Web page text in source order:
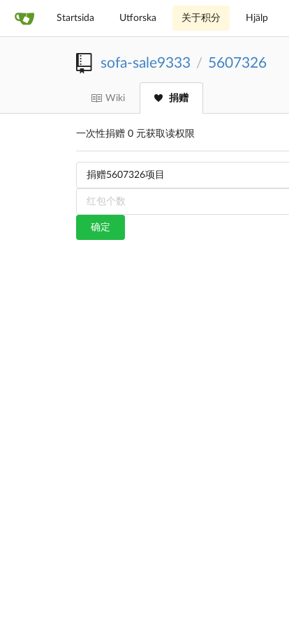
Startsida Utforska 关于积分 Hjälp
sofa-sale9333 / 5607326
Wiki 捐赠
一次性捐赠 0 元获取读权限
确定